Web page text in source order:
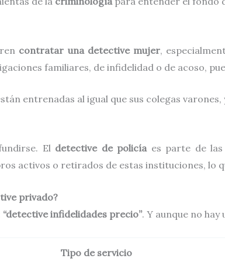
contratar una detective mujer,
familiares, de infidelidad o de acoso,
entrenadas al igual que sus colegas
El detective de policía es parte de las
activos o retirados de estas instituciones, lo
privado?
“detective infidelidades precio”. Y aunque no
Tipo de servicio